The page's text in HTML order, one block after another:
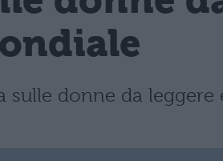
donne da